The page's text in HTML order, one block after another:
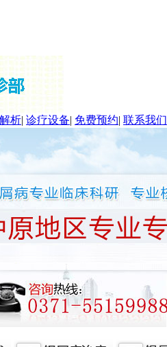
析| 诊疗设备| 免费预约| 联系我们